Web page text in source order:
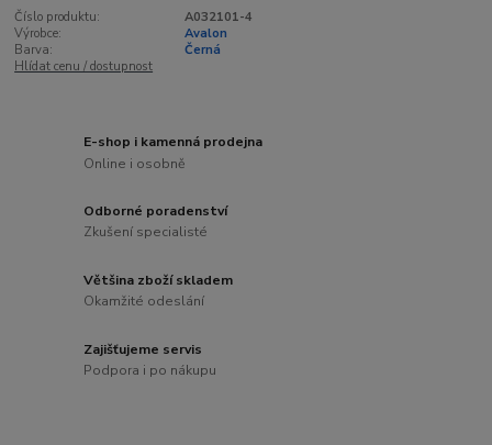
Číslo produktu:
A032101-4
Výrobce:
Avalon
Barva:
Černá
Hlídat cenu / dostupnost
E-shop i kamenná prodejna
Online i osobně
Odborné poradenství
Zkušení specialisté
Většina zboží skladem
Okamžité odeslání
Zajišťujeme servis
Podpora i po nákupu